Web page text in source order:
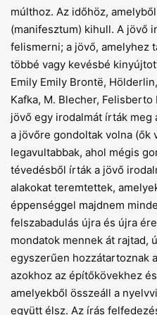
múlthoz. Az időhöz,
(manifesztum) kihull. A jövő
felismerni; a jövő, amelyhez
többé vagy kevésbé
Emily Emily Brontë,
Kafka, M. Blecher,
jövő egy irodalmát írták
a jövőre gondoltak volna (ők
legavultabbak, ahol mégis
tévedésből írták a jövő
alakokat teremtettek,
éppenséggel majdnem
felszabadulás újra és újra
mondatok mennek át rajtad,
egyszerűen hozzátartoznak
azokhoz az építőkövekhez
amelyekből összeáll a
együtt élsz. Az írás